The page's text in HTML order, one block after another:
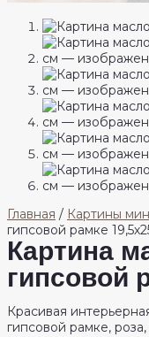
Главная / Картины
гипсовой рамке
Картина
гипсовой
Красивая
гипсовой рамке,